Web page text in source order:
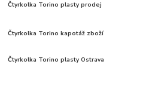
Čtyrkolka Torino plasty prodej
Čtyrkolka Torino kapotáž zboží
Čtyrkolka Torino plasty Ostrava